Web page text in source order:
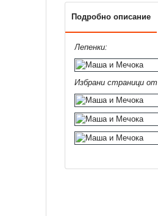
Подробно описание
Лепенки:
Избрани страници